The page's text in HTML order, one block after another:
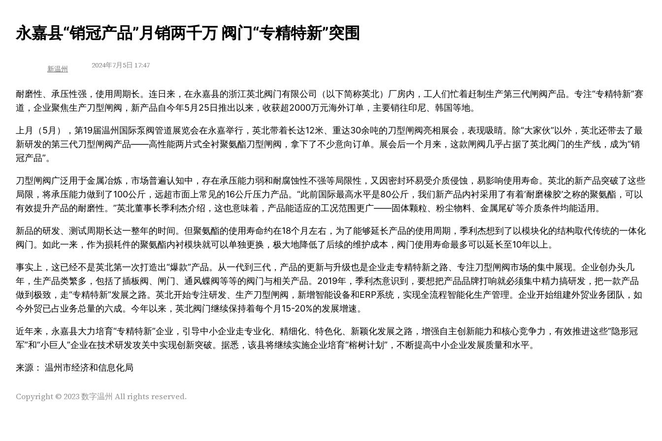
永嘉县“销冠产品”月销两千万 阀门“专精特新”突围
新温州 2024年7月5日 17:47
耐磨性、承压性强，使用周期长。连日来，在永嘉县的浙江英北阀门有限公司（以下简称英北）厂房内，工人们忙着赶制生产第三代闸阀产品。专注“专精特新”赛
道，企业聚焦生产刀型闸阀，新产品自今年5月25日推出以来，收获超2000万元海外订单，主要销往印尼、韩国等地。
上月（5月），第19届温州国际泵阀管道展览会在永嘉举行，英北带着长达12米、重达30余吨的刀型闸阀亮相展会，表现吸睛。除“大家伙”以外，英北还带去了最
新研发的第三代刀型闸阀产品——高性能两片式全衬聚氨酯刀型闸阀，拿下了不少意向订单。展会后一个月来，这款闸阀几乎占据了英北阀门的生产线，成为“销
冠产品”。
刀型闸阀广泛用于金属冶炼，市场普遍认知中，存在承压能力弱和耐腐蚀性不强等局限性，又因密封环易受介质侵蚀，易影响使用寿命。英北的新产品突破了这些
局限，将承压能力做到了100公斤，远超市面上常见的16公斤压力产品。“此前国际最高水平是80公斤，我们新产品内衬采用了有着‘耐磨橡胶’之称的聚氨酯，可以
有效提升产品的耐磨性。”英北董事长季利杰介绍，这也意味着，产品能适应的工况范围更广——固体颗粒、粉尘物料、金属尾矿等介质条件均能适用。
新品的研发、测试周期长达一整年的时间。但聚氨酯的使用寿命约在18个月左右，为了能够延长产品的使用周期，季利杰想到了以模块化的结构取代传统的一体化
阀门。如此一来，作为损耗件的聚氨酯内衬模块就可以单独更换，极大地降低了后续的维护成本，阀门使用寿命最多可以延长至10年以上。
事实上，这已经不是英北第一次打造出“爆款”产品。从一代到三代，产品的更新与升级也是企业走专精特新之路、专注刀型闸阀市场的集中展现。企业创办头几
年，生产品类繁多，包括了插板阀、闸门、通风蝶阀等等的阀门与相关产品。2019年，季利杰意识到，要想把产品品牌打响就必须集中精力搞研发，把一款产品
做到极致，走“专精特新”发展之路。英北开始专注研发、生产刀型闸阀，新增智能设备和ERP系统，实现全流程智能化生产管理。企业开始组建外贸业务团队，如
今外贸已占业务总量的六成。今年以来，英北阀门继续保持着每个月15-20%的发展增速。
近年来，永嘉县大力培育“专精特新”企业，引导中小企业走专业化、精细化、特色化、新颖化发展之路，增强自主创新能力和核心竞争力，有效推进这些“隐形冠
军”和“小巨人”企业在技术研发攻关中实现创新突破。据悉，该县将继续实施企业培育“榕树计划”，不断提高中小企业发展质量和水平。
来源： 温州市经济和信息化局
Copyright © 2023 数字温州 All rights reserved.